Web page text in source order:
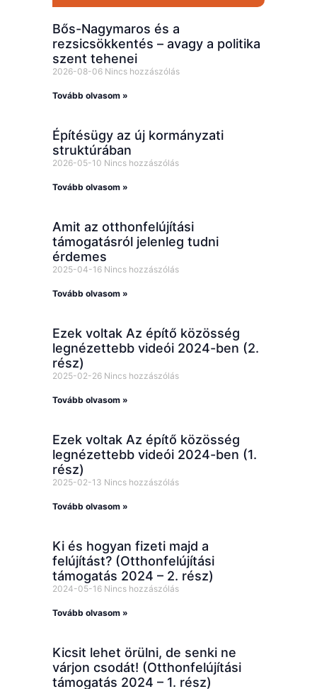
Bős-Nagymaros és a
rezsicsökkentés – avagy a politika
szent tehenei
2026-08-06 Nincs hozzászólás
Tovább olvasom »
Építésügy az új kormányzati
struktúrában
2026-05-10 Nincs hozzászólás
Tovább olvasom »
Amit az otthonfelújítási
támogatásról jelenleg tudni
érdemes
2025-04-16 Nincs hozzászólás
Tovább olvasom »
Ezek voltak Az építő közösség
legnézettebb videói 2024-ben (2.
rész)
2025-02-26 Nincs hozzászólás
Tovább olvasom »
Ezek voltak Az építő közösség
legnézettebb videói 2024-ben (1.
rész)
2025-02-13 Nincs hozzászólás
Tovább olvasom »
Ki és hogyan fizeti majd a
felújítást? (Otthonfelújítási
támogatás 2024 – 2. rész)
2024-05-16 Nincs hozzászólás
Tovább olvasom »
Kicsit lehet örülni, de senki ne
várjon csodát! (Otthonfelújítási
támogatás 2024 – 1. rész)